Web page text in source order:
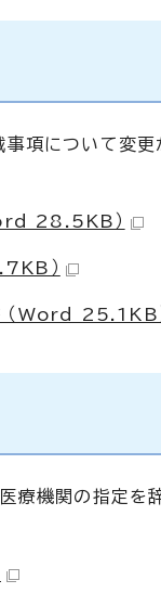
項について変
28.5KB）
）
（Word 25.1KB
療機関の指定を